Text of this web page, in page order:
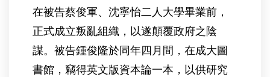
在被告蔡俊軍、沈寧怡二人大學畢業前，
正式成立叛亂組織，以遂顛覆政府之陰
謀。被告鍾俊隆於同年四月間，在成大圖
書館，竊得英文版資本論一本，以供研究